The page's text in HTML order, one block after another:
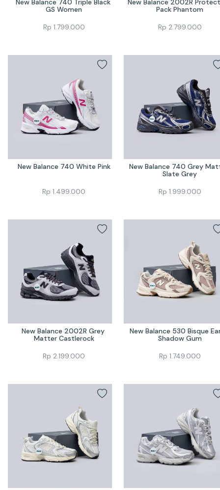
GS Women
Rp 1.799.000
Pack Phantom
Rp 2.799.000
New Balance 740 White Pink
Rp 1.499.000
New Balance 740 Grey
Slate Grey
Rp 1.999.000
New Balance 2002R Grey
Matter Castlerock
Rp 2.199.000
New Balance 530 Bisque
Shadow Gum
Rp 1.749.000